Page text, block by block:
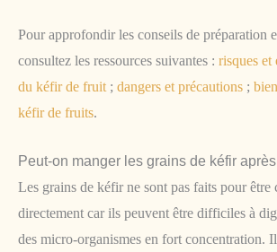
Pour approfondir les conseils de préparation
consultez les ressources suivantes : risques et
du kéfir de fruit ; dangers et précautions ;
kéfir de fruits.
Peut-on manger les grains de kéfir
Les grains de kéfir ne sont pas faits pour être
directement car ils peuvent être difficiles à
des micro-organismes en fort concentration.